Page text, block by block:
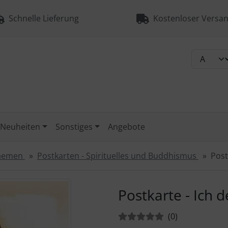
Schnelle Lieferung Kostenloser
Neuheiten Sonstiges Angebote
Postkarten - Spirituelles und Buddhismus
Postkarte - Ich
Bewertungen:(0Bewertungen
)